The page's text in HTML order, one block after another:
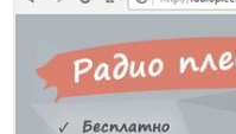
усіх
сайтах.